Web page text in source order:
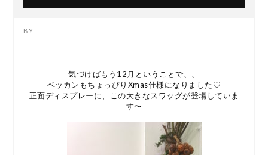
気づけばもう12月ということで、、
ベッカンもちょっぴりXmas仕様になりました♡
正面ディスプレーに、この大きなスワッグが登場していま
す〜